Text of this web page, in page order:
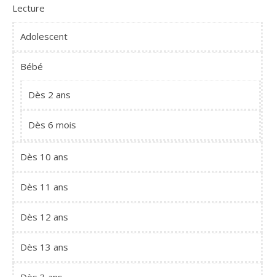
Lecture
Adolescent
Bébé
Dès 2 ans
Dès 6 mois
Dès 10 ans
Dès 11 ans
Dès 12 ans
Dès 13 ans